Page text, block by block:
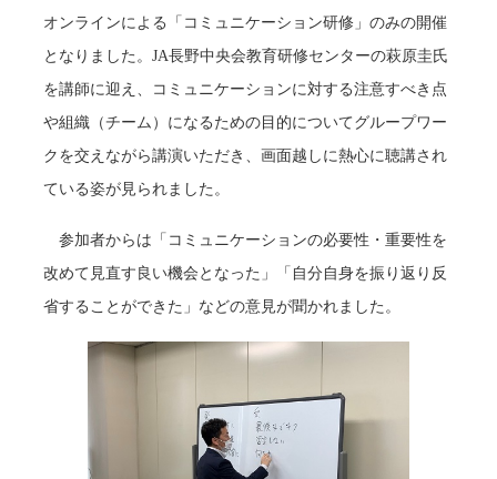
オンラインによる「コミュニケーション研修」のみの開催
となりました。JA長野中央会教育研修センターの萩原圭氏
を講師に迎え、コミュニケーションに対する注意すべき点
や組織（チーム）になるための目的についてグループワー
クを交えながら講演いただき、画面越しに熱心に聴講され
ている姿が見られました。
参加者からは「コミュニケーションの必要性・重要性を
改めて見直す良い機会となった」「自分自身を振り返り反
省することができた」などの意見が聞かれました。